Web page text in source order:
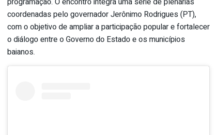
coordenadas pelo governador Jerônimo Rodrigues (PT),
com o objetivo de ampliar a participação popular e fortalecer
o diálogo entre o Governo do Estado e os municípios
baianos.